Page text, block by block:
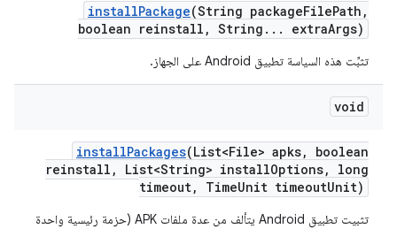
installPackage(String packageFilePath ,
boolean reinstall , String . . . extraArgs)
تثبِّت هذه السياسة تطبيق Android على الجهاز.
void
installPackages(List<File> apks,
boolean
reinstall , List<String> installOptions,
long
timeout, TimeUnit timeoutUnit)
تثبيت تطبيق Android يتألف من عدة ملفات APK (حزمة رئيسية واحدة